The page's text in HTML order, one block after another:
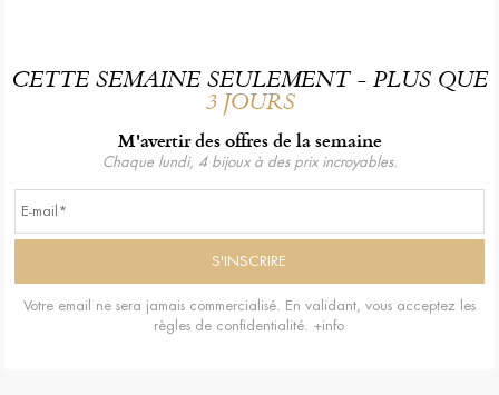
CETTE SEMAINE SEULEMENT - PLUS QUE
3 JOURS
M'avertir des offres de la semaine
Chaque lundi, 4 bijoux à des prix incroyables.
Votre email ne sera jamais commercialisé. En validant, vous acceptez les
règles de confidentialité. +info